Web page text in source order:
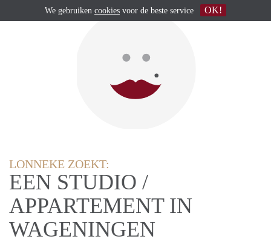
LONNEKE ZOEKT:
EEN STUDIO /
APPARTEMENT IN
WAGENINGEN
We gebruiken cookies voor de beste service OK!